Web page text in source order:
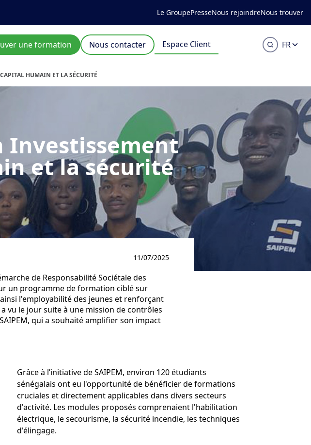
Le GroupePresseNous rejoindreNous trouver
une formation Nous contacter Espace Client FR
HUMAIN ET LA SÉCURITÉ
Investissement
et la sécurité
11/07/2025
de Responsabilité Sociétale des
un programme de formation ciblé sur
l'employabilité des jeunes et renforçant
vu le jour suite à une mission de contrôles
qui a souhaité amplifier son impact
Grâce à l’initiative de SAIPEM, environ 120 étudiants
sénégalais ont eu l'opportunité de bénéficier de formations
cruciales et directement applicables dans divers secteurs
d'activité. Les modules proposés comprenaient l'habilitation
électrique, le secourisme, la sécurité incendie, les techniques
d'élingage.